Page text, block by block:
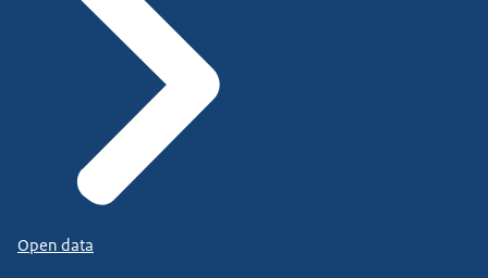
Open data